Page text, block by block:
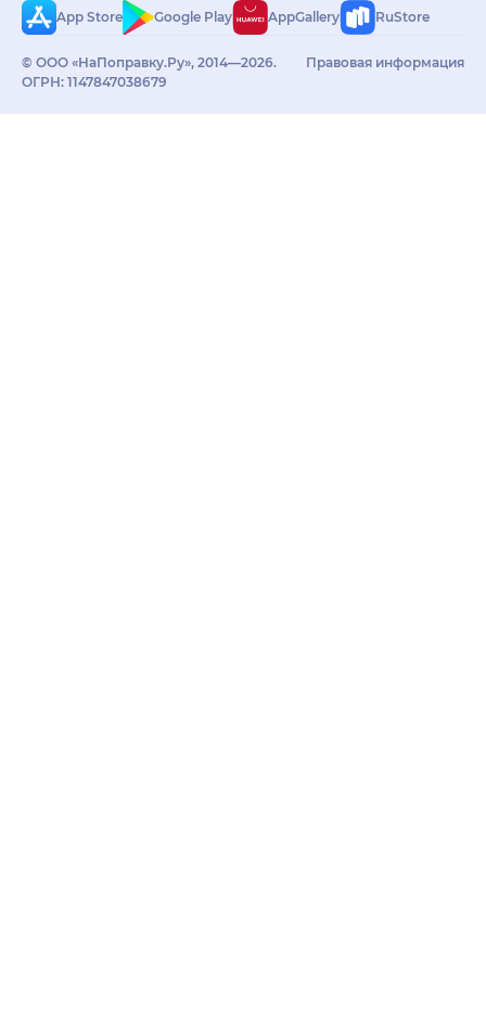
App Store
Google Play AppGallery RuStore
© ООО «НаПоправку.Ру», 2014—2026.
ОГРН: 1147847038679
Правовая информация